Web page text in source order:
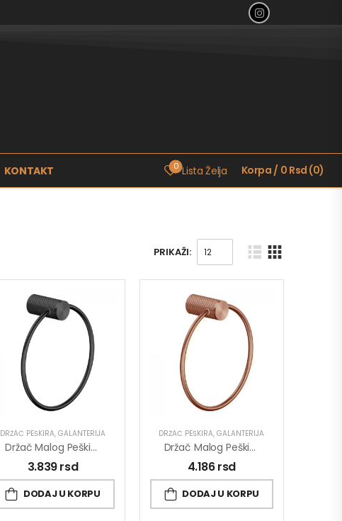
KONTAKT 0 Lista Želja Korpa / 0 Rsd (0)
PRIKAŽI:
DRŽAČ PEŠKIRA, GALANTERIJA
Držač Malog Peškira COPEN DIAMOND Mat Crni
3.839rsd
DODAJ U KORPU
DRŽAČ PEŠKIRA,GALANTERIJA
Držač Malog Peškira COPEN DIAMOND Rose Gold
4.186rsd
DODAJ U KORPU